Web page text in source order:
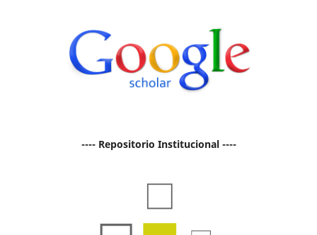
---- Repositorio Institucional ----